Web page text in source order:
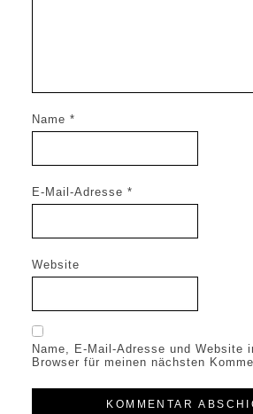
Name *
E-Mail-Adresse *
Website
Name, E-Mail-Adresse und Website
Browser für meinen nächsten